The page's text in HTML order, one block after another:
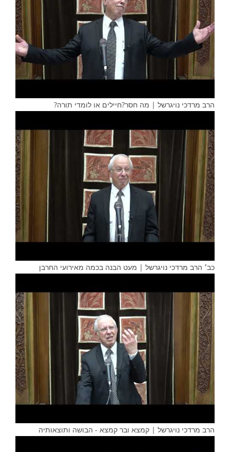
הרב מרדכי נויגרשל | מה חסר?חיילים או לומדי תורה?
כב׳ הרב מרדכי נויגרשל | מעט הבנה בכמה מאירועי החרבן
הרב מרדכי נויגרשל | קמצא ובר קמצא - הבושה ותוצאותיה